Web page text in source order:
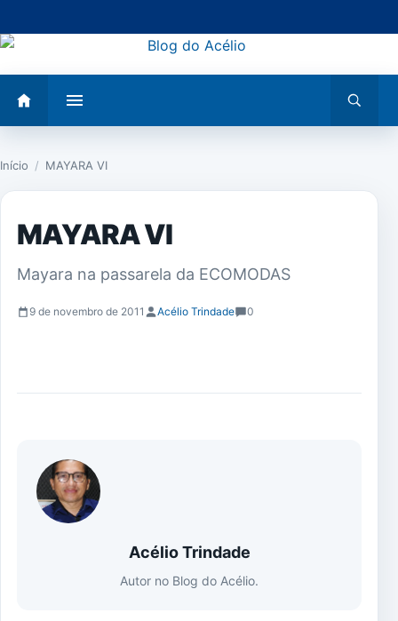
para
conteúdo
menu
busca
Início / MAYARA VI
MAYARA VI
Mayara na passarela da ECOMODAS
9 de novembro de 2011 Acélio Trindade 0
Acélio Trindade
Autor no Blog do Acélio.